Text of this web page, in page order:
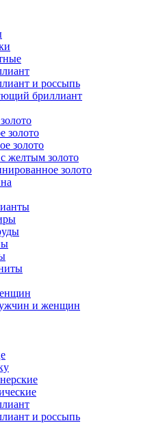
и россыпь
бриллиант
золото
золото
желтым золото
золото
и женщин
и россыпь